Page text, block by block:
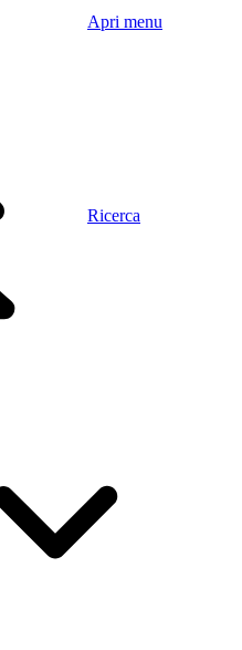
Apri menu
Ricerca